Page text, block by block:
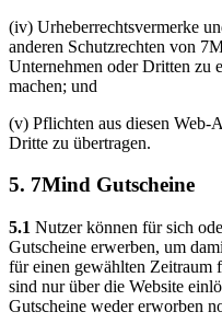
(iv) Urheberrechtsvermerke
anderen Schutzrechten von
Unternehmen oder Dritten zu
machen; und
(v) Pflichten aus diesen
Dritte zu übertragen.
5. 7Mind Gutscheine
5.1 Nutzer können für sich
Gutscheine erwerben, um
für einen gewählten Zeitraum
sind nur über die Website
Gutscheine weder erworben